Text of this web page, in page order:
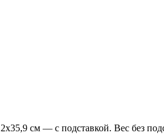
см — с подставкой. Вес без